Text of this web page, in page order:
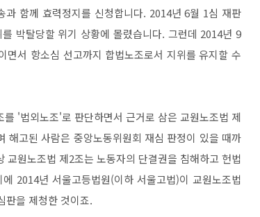
함께 효력정지를 신청합니다. 2014년 6월 1심 재판
박탈당할 위기 상황에 몰렸습니다. 그런데 2014년 9
서 항소심 선고까지 합법노조로서 지위를 유지할 수
'법외노조'로 판단하면서 근거로 삼은 교원노조법 제
해고된 사람은 중앙노동위원회 재심 판정이 있을 때까
원노조법 제2조는 노동자의 단결권을 침해하고 헌법
2014년 서울고등법원(이하 서울고법)이 교원노조법
판을 제청한 것이죠.